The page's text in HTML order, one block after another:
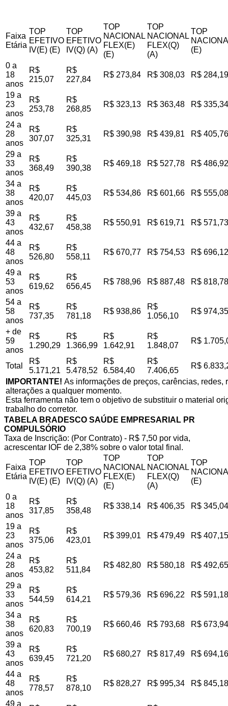
Faixa
Etária
TOP
EFETIVO
IV(E) (E)
TOP
EFETIVO
IV(Q) (A)
TOP
NACIONAL
FLEX(E)
(E)
TOP
NACIONAL
FLEX(Q)
(A)
TOP
(E)
0 a
18
anos
R$
215,07
R$
227,84
R$ 273,84 R$ 308,03 R$ 284,19
19 a
23
anos
R$
253,78
R$
268,85
R$ 323,13 R$ 363,48 R$ 335,34
24 a
28
anos
R$
307,07
R$
325,31
R$ 390,98 R$ 439,81 R$ 405,76
29 a
33
anos
R$
368,49
R$
390,38
R$ 469,18 R$ 527,78 R$ 486,92
34 a
38
anos
R$
420,07
R$
445,03
R$ 534,86 R$ 601,66 R$ 555,08
39 a
43
anos
R$
432,67
R$
458,38
R$ 550,91 R$ 619,71 R$ 571,73
44 a
48
anos
R$
526,80
R$
558,11
R$ 670,77 R$ 754,53 R$ 696,12
49 a
53
anos
R$
619,62
R$
656,45
R$ 788,96 R$ 887,48 R$ 818,78
54 a
58
anos
R$
737,35
R$
781,18
R$ 938,86
R$
1.056,10
R$ 974,35
+ de
59
anos
R$
1.290,29
R$
1.366,99
R$
1.642,91
R$
1.848,07
R$
Total
R$
5.171,21
R$
5.478,52
R$
6.584,40
R$
7.406,65
R$
IMPORTANTE! As informações de preços, carências,
alterações a qualquer momento.
Esta ferramenta não tem o objetivo de substituir o material
trabalho do corretor.
TABELA BRADESCO SAÚDE EMPRESARIAL PR
COMPULSÓRIO
Taxa de Inscrição: (Por Contrato) - R$ 7,50 por vida,
acrescentar IOF de 2,38% sobre o valor total final.
Faixa
Etária
TOP
EFETIVO
IV(E) (E)
TOP
EFETIVO
IV(Q) (A)
TOP
NACIONAL
FLEX(E)
(E)
TOP
NACIONAL
FLEX(Q)
(A)
TOP
(E)
0 a
18
anos
R$
317,85
R$
358,48
R$ 338,14 R$ 406,35 R$ 345,04
19 a
23
anos
R$
375,06
R$
423,01
R$ 399,01 R$ 479,49 R$ 407,15
24 a
28
anos
R$
453,82
R$
511,84
R$ 482,80 R$ 580,18 R$ 492,65
29 a
33
anos
R$
544,59
R$
614,21
R$ 579,36 R$ 696,22 R$ 591,18
34 a
38
anos
R$
620,83
R$
700,19
R$ 660,46 R$ 793,68 R$ 673,94
39 a
43
anos
R$
639,45
R$
721,20
R$ 680,27 R$ 817,49 R$ 694,16
44 a
48
anos
R$
778,57
R$
878,10
R$ 828,27 R$ 995,34 R$ 845,18
49 a